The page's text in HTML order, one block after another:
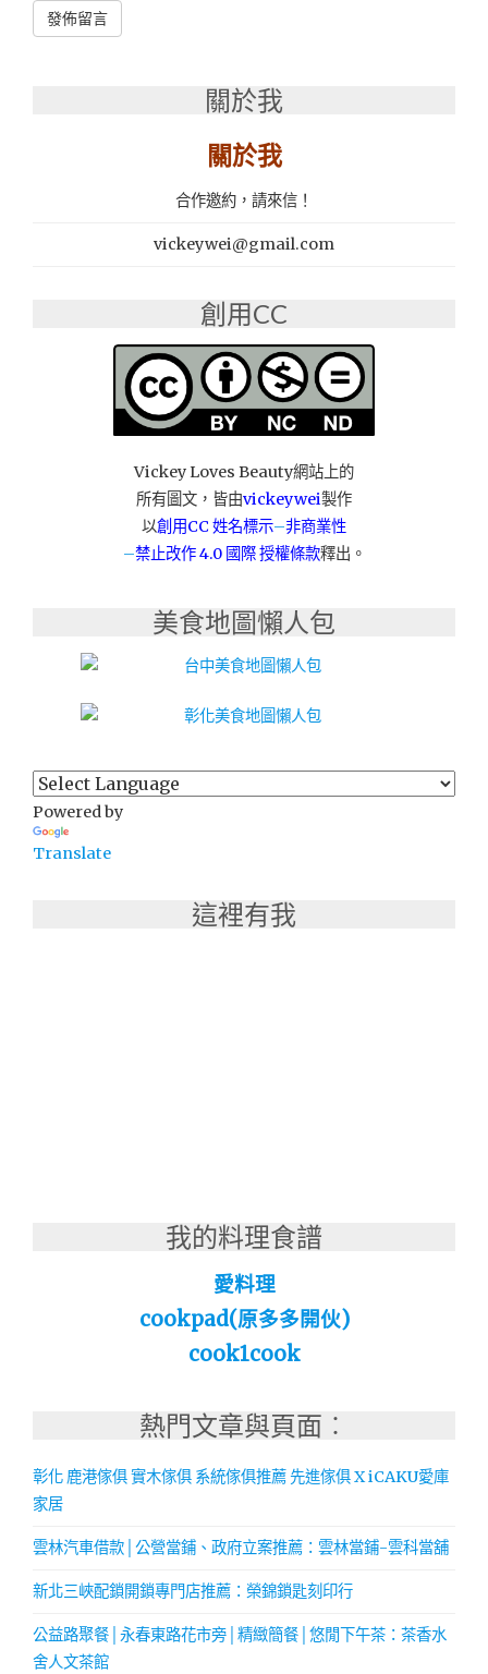
關於我
關於我
合作邀約，請來信！
vickeywei@gmail.com
創用CC
Vickey Loves Beauty網站上的
所有圖文，皆由vickeywei製作
以創用CC 姓名標示–非商業性
–禁止改作4.0 國際 授權條款釋出。
美食地圖懶人包
Powered by
Translate
這裡有我
我的料理食譜
愛料理
cookpad(原多多開伙)
cook1cook
熱門文章與頁面︰
彰化 鹿港傢俱 實木傢俱 系統傢俱推薦 先進傢俱 X iCAKU愛庫
家居
雲林汽車借款│公營當鋪、政府立案推薦：雲林當鋪-雲科當舖
新北三峽配鎖開鎖專門店推薦：榮錦鎖匙刻印行
公益路聚餐│永春東路花市旁│精緻簡餐│悠閒下午茶：茶香水
舍人文茶館